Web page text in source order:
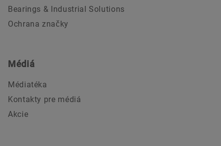
Bearings & Industrial Solutions
Ochrana značky
Médiá
Médiatéka
Kontakty pre médiá
Akcie